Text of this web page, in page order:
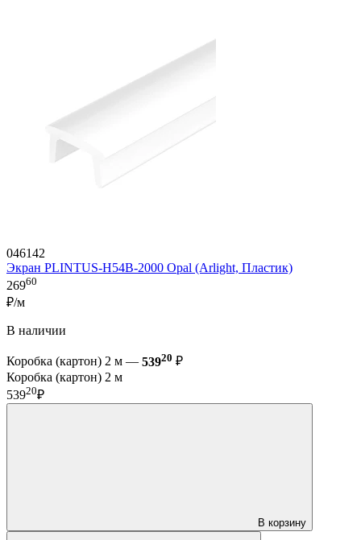
046142
Экран PLINTUS-H54B-2000 Opal (Arlight, Пластик)
26960
₽/м
В наличии
Коробка (картон) 2 м — 53920 ₽
Коробка (картон) 2 м
53920₽
В корзину